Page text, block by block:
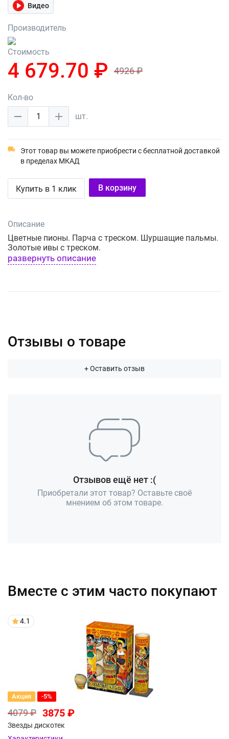
Видео
Производитель
Стоимость
4 679.70 ₽ 4926 ₽
Кол-во
1
шт.
Этот товар вы можете приобрести с бесплатной доставкой
в пределах МКАД
Купить в 1 клик В корзину
Описание
Цветные пионы. Парча с треском. Шуршащие пальмы.
Золотые ивы с треском.
развернуть описание
Отзывы о товаре
+ Оставить отзыв
Отзывов ещё нет :(
Приобретали этот товар? Оставьте своё
мнением об этом товаре.
Вместе с этим часто покупают
4.1
Акция -5%
4079 ₽ 3875 ₽
Звезды дискотек